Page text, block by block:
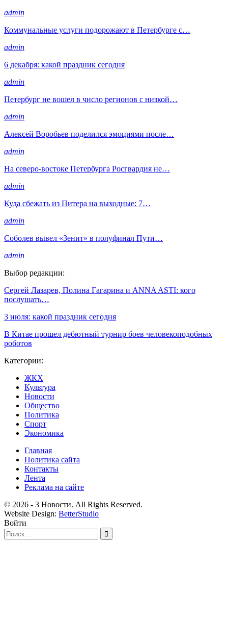
admin
Коммунальные услуги подорожают в Петербурге с…
admin
6 декабря: какой праздник сегодня
admin
Петербург не вошел в число регионов с низкой…
admin
Алексей Воробьев поделился эмоциями после…
admin
На северо-востоке Петербурга Росгвардия не…
admin
Куда сбежать из Питера на выходные: 7…
admin
Соболев вывел «Зенит» в полуфинал Пути…
admin
Выбор редакции:
Сергей Лазарев, Полина Гагарина и ANNA ASTI: кого
послушать…
3 июля: какой праздник сегодня
В Китае прошел дебютный турнир боев человекоподобных
роботов
Категории:
ЖКХ
Культура
Новости
Общество
Политика
Спорт
Экономика
Главная
Политика сайта
Контакты
Лента
Реклама на сайте
© 2026 - 3 Новости. All Rights Reserved.
Website Design: BetterStudio
Войти